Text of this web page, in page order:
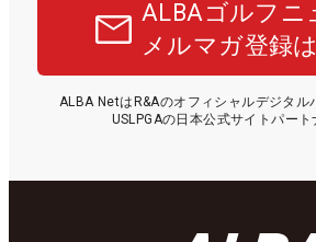
ALBAゴルフニ
メルマガ登録
ALBA NetはR&Aのオフィシャルデジタル
USLPGAの日本公式サイトパート